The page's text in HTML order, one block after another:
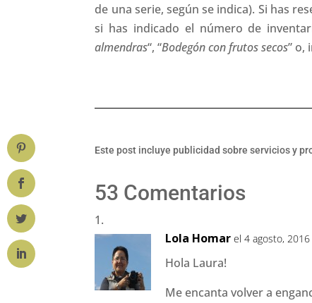
de una serie, según se indica). Si has
si has indicado el número de
almendras“, “Bodegón con frutos secos” o,
Este post incluye publicidad sobre servicios y
53 Comentarios
Lola Homar el 4 agosto,
Hola Laura!
Me encanta volver a